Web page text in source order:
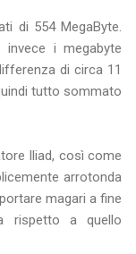
di 554 MegaByte.
i megabyte
di circa 11
tutto sommato
Iliad, così come
arrotonda
magari a fine
rispetto a quello